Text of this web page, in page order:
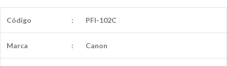
Código : PFI-102C
Marca : Canon